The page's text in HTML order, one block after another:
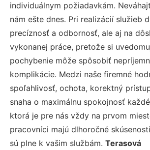
individuálnym požiadavkám.
nám ešte dnes. Pri realizácií služieb
precíznosť a odbornosť, ale aj na
vykonanej práce, pretože si
pochybenie môže spôsobiť
komplikácie. Medzi naše firemné
spoľahlivosť, ochota, korektný
snaha o maximálnu spokojnosť
ktorá je pre nás vždy na prvom
pracovníci majú dlhoročné
sú plne k vašim službám. Terasová